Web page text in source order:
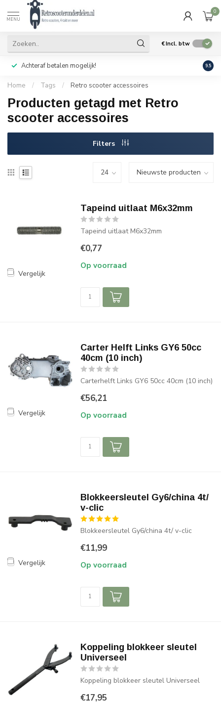
MENU
0
€Incl. btw
Achteraf betalen mogelijk! Geen
9.5
Home / Tags / Retro scooter accessoires
Producten getagd met Retro
scooter accessoires
Filters
Vergelijk
Tapeind uitlaat M6x32mm
Tapeind uitlaat M6x32mm
€0,77
Op voorraad
Vergelijk
Carter Helft Links GY6 50cc
40cm (10 inch)
Carterhelft Links GY6 50cc 40cm (10 inch)
€56,21
Op voorraad
Vergelijk
Blokkeersleutel Gy6/china 4t/
v-clic
Blokkeersleutel Gy6/china 4t/ v-clic
€11,99
Op voorraad
Koppeling blokkeer sleutel
Universeel
Koppeling blokkeer sleutel Universeel
€17,95